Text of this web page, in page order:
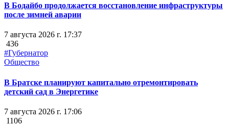
В Бодайбо продолжается восстановление инфраструктуры
после зимней аварии
7 августа 2026 г. 17:37
436
#Губернатор
Общество
В Братске планируют капитально отремонтировать
детский сад в Энергетике
7 августа 2026 г. 17:06
1106